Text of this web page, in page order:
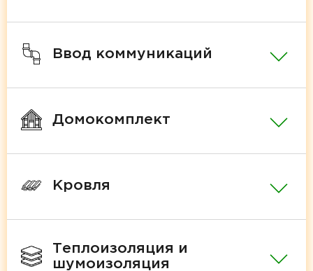
Ввод коммуникаций
Домокомплект
Кровля
Теплоизоляция и
шумоизоляция